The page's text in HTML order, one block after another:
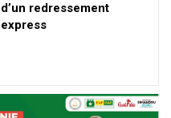
d’un redressement
express